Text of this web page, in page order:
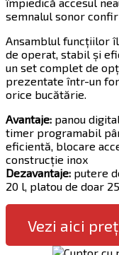
semnalul sonor
Ansamblul funcțiilor
de operat, stabil și
un set complet de
prezentate într-un
orice bucătărie.
Avantaje: panou
timer programabil
eficientă, blocare
construcție inox
Dezavantaje: putere
20 l, platou de doar
Vezi aici